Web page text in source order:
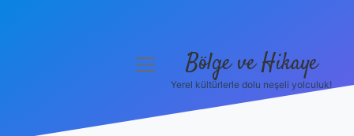
menüyü
Bölge ve Hikaye
Yerel kültürlerle dolu neşeli yolculuk!